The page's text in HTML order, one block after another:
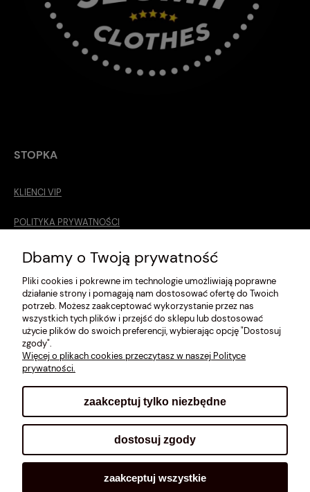
STOPKA
KLIENCI VIP
POLITYKA PRYWATNOŚCI
O MNIE
ROZMIARÓWKA [cm]
REGULAMIN
METODY PŁATNOŚCI
Sklep internetowy Shoplo.pl, powered byShoper.
Dbamy o Twoją prywatność
Pliki cookies i pokrewne im technologie umożliwiają poprawne
działanie strony i pomagają nam dostosować ofertę do Twoich
potrzeb. Możesz zaakceptować wykorzystanie przez nas
wszystkich tych plików i przejść do sklepu lub dostosować
użycie plików do swoich preferencji, wybierając opcję "Dostosuj
zgody".
Więcej o plikach cookies przeczytasz w naszej Polityce
prywatności.
zaakceptuj tylko niezbędne
dostosuj zgody
zaakceptuj wszystkie